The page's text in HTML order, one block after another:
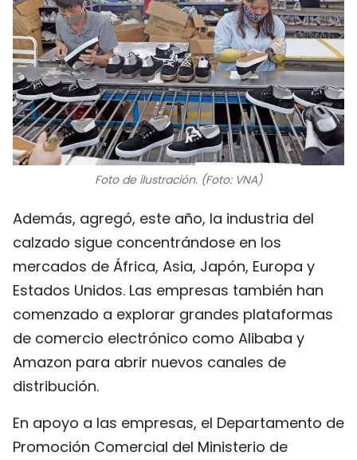
Foto de ilustración. (Foto: VNA)
Además, agregó, este año, la industria del
calzado sigue concentrándose en los
mercados de África, Asia, Japón, Europa y
Estados Unidos. Las empresas también han
comenzado a explorar grandes plataformas
de comercio electrónico como Alibaba y
Amazon para abrir nuevos canales de
distribución.
En apoyo a las empresas, el Departamento de
Promoción Comercial del Ministerio de